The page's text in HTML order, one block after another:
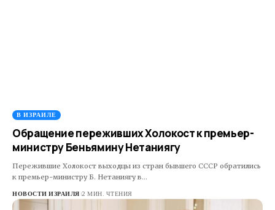
В ИЗРАИЛЕ
Обращение переживших Холокост к премьер-
министру Беньямину Нетаниягу
Пережившие Холокост выходцы из стран бывшего СССР обратились
к премьер-министру Б. Нетаниягу в…
НОВОСТИ ИЗРАИЛЯ 2 МИН. ЧТЕНИЯ